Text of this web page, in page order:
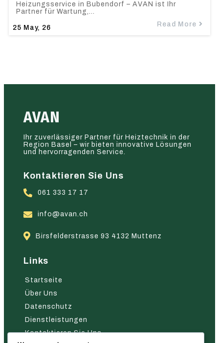
25 May, 26
Heizungsservice in Bubendorf – AVAN ist Ihr
Partner für Wartung,…
Read More
AVAN
Ihr zuverlässiger Partner für Heiztechnik in der
Region Basel – wir bieten innovative Lösungen
und hervorragenden Service.
Kontaktieren Sie Uns
061 333 17 17
info@avan.ch
Birsfelderstrasse 93 4132 Muttenz
Links
Startseite
Über Uns
Datenschutz
Dienstleistungen
Kontaktieren Sie Uns